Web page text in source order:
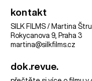
kontakt
SILK FILMS / Martina
Rokycanova 9, Praha 3
martina@silkfilms.cz
dok.revue.